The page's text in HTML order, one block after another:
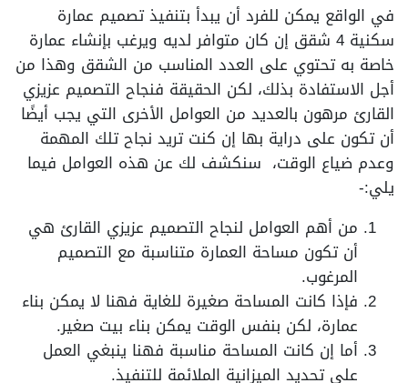
في الواقع يمكن للفرد أن يبدأ بتنفيذ تصميم عمارة
سكنية 4 شقق إن كان متوافر لديه ويرغب بإنشاء عمارة
خاصة به تحتوي على العدد المناسب من الشقق وهذا من
أجل الاستفادة بذلك، لكن الحقيقة فنجاح التصميم عزيزي
القارئ مرهون بالعديد من العوامل الأخرى التي يجب أيضًا
أن تكون على دراية بها إن كنت تريد نجاح تلك المهمة
وعدم ضياع الوقت، سنكشف لك عن هذه العوامل فيما
يلي:-
من أهم العوامل لنجاح التصميم عزيزي القارئ هي
أن تكون مساحة العمارة متناسبة مع التصميم
المرغوب.
فإذا كانت المساحة صغيرة للغاية فهنا لا يمكن بناء
عمارة، لكن بنفس الوقت يمكن بناء بيت صغير.
أما إن كانت المساحة مناسبة فهنا ينبغي العمل
على تحديد الميزانية الملائمة للتنفيذ.